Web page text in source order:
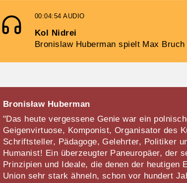
00:04:54AUDIO
Kol Nidrei
Bronislaw Huberman spielt Max Bruch
Bronisław Huberman
"Das heute vergessene Genie war ein
Geigenvirtuose, Komponist, Organisator des
Schriftsteller, Pädagoge, Gelehrter, Politiker
Humanist! Ein überzeugter Paneuropäer, der
Prinzipien und Ideale, die denen der heutigen
Union sehr stark ähneln, schon vor hundert